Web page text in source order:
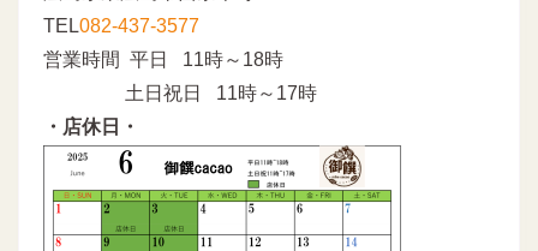
TEL082-437-3577
営業時間 平日 11時～18時
土日祝日 11時～17時
・店休日・